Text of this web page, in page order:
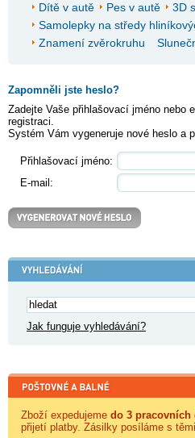
Dítě v autě
Pes v autě
3D
Samolepky na středy
Znamení zvěrokruhu
Zapomněli jste heslo?
Zadejte Vaše přihlašovací jméno nebo
registraci.
Systém Vám vygeneruje nové heslo a
Přihlašovací jméno:
E-mail:
Jak funguje vyhledávání?
Zboží expedujeme do 3 pracovních
přijetí platby. Zásilky posíláme s